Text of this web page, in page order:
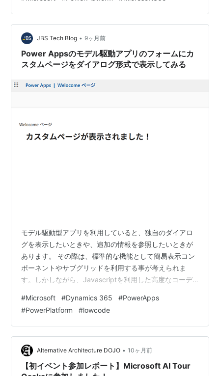
るプラットフォームの総称です。 Power Platform は 利
用できません Power Platform について問い合わせをいた
だくことが多いのですが、 そもそも ライセンスをお持ち
でない方からのご相談 が大半…
JBS Tech Blog • 9ヶ月前
Power Appsのモデル駆動アプリのフォームにカ
スタムページをダイアログ形式で表示してみる
モデル駆動型アプリを利用していると、独自のダイアロ
グを表示したいときや、追加の情報を参照したいときが
あります。 その際は、標準的な機能として簡易表示コン
ポーネントやサブグリッドを利用する事が考えられま
す。しかしながら、Javascriptを利用した高度なコーデ
です。 そこで、デザイン性のカスタマイズに長けるカス
タムページを利用して、モデル駆動型アプリの画面上に
組み込むことで、前述した懸念が解消されます。*1 今回
は、モデル駆動型アプリのフォーム上にコマンド（ボタ
ン）を配置し、カスタムページをダイアログとして表示
します。 カスタムページの準備 カ…
#Microsoft #Dynamics 365 #PowerApps
#PowerPlatform #lowcode
Alternative Architecture DOJO • 10ヶ月前
【初イベント参加レポート】Microsoft AI Tour